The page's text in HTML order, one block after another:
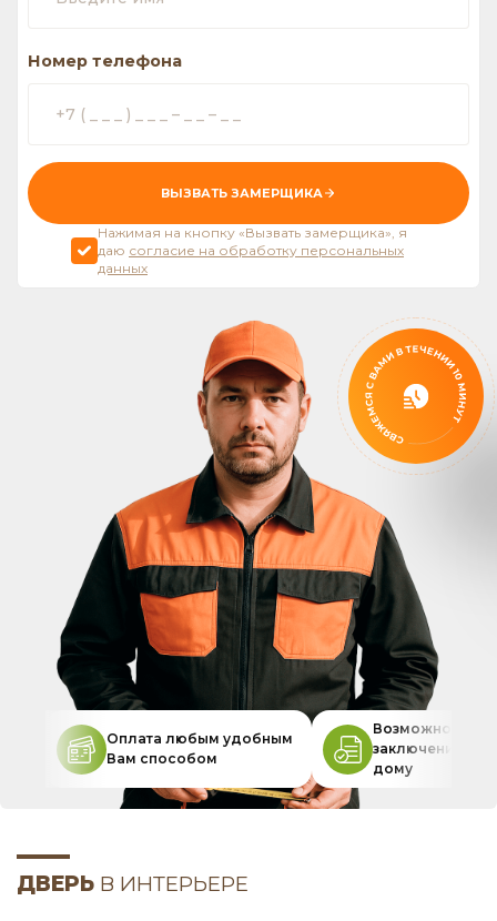
Номер телефона
ВЫЗВАТЬ ЗАМЕРЩИКА
Нажимая на кнопку «Вызвать замерщика», я
даю согласие на обработку персональных
данных
Оплата любым удобным
Вам способом
Возможность
заключения
дому
ДВЕРЬ В ИНТЕРЬЕРЕ